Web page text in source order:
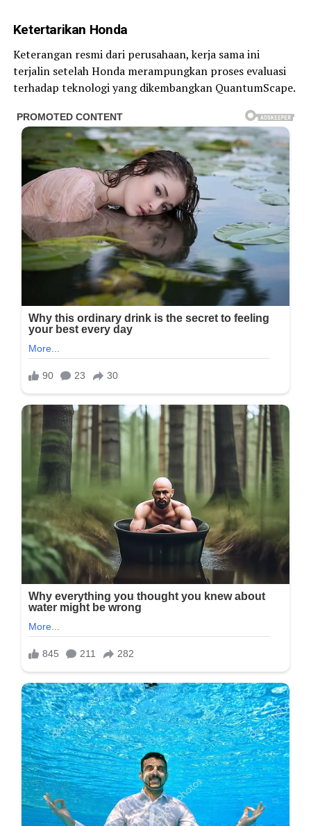
Ketertarikan Honda
Keterangan resmi dari perusahaan, kerja sama ini
terjalin setelah Honda merampungkan proses evaluasi
terhadap teknologi yang dikembangkan QuantumScape.